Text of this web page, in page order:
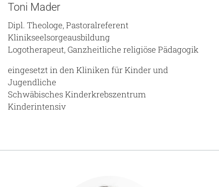
Toni Mader
Dipl. Theologe, Pastoralreferent
Klinikseelsorgeausbildung
Logotherapeut, Ganzheitliche religiöse Pädagogik
eingesetzt in den Kliniken für Kinder und
Jugendliche
Schwäbisches Kinderkrebszentrum
Kinderintensiv